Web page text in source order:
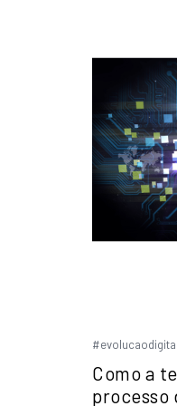
#evolucaodigital
Como a
processo